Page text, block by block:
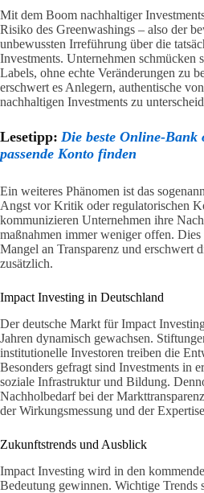
Mit dem Boom nachhaltiger
Risiko des Greenwashings – also der
unbewussten Irreführung über die
Investments. Unternehmen schmücken
Labels, ohne echte Veränderungen zu
erschwert es Anlegern, authentische
nachhaltigen Investments zu
Lesetipp: Die beste Online-Bank
passende Konto finden
Ein weiteres Phänomen ist das
Angst vor Kritik oder regulatorischen
kommunizieren Unternehmen ihre
maßnahmen immer weniger offen.
Mangel an Transparenz und erschwert
zusätzlich.
Impact Investing in Deutschland
Der deutsche Markt für Impact
Jahren dynamisch gewachsen.
institutionelle Investoren treiben die
Besonders gefragt sind Investments in
soziale Infrastruktur und Bildung.
Nachholbedarf bei der
der Wirkungsmessung und der
Zukunftstrends und Ausblick
Impact Investing wird in den
Bedeutung gewinnen. Wichtige Trends